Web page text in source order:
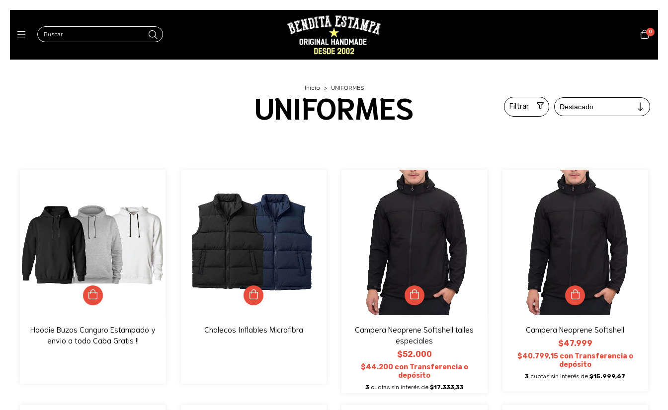
0
Inicio > UNIFORMES
UNIFORMES Filtrar
Hoodie Buzos Canguro Estampado y
envio a todo Caba Gratis !!
Chalecos Inflables Microfibra
Campera Neoprene Softshell talles
especiales
$52.000
$44.200 con Transferencia o
depósito
3 cuotas sin interés de $17.333,33
Campera Neoprene Softshell
$47.999
$40.799,15 con Transferencia o
depósito
3 cuotas sin interés de$15.999,67